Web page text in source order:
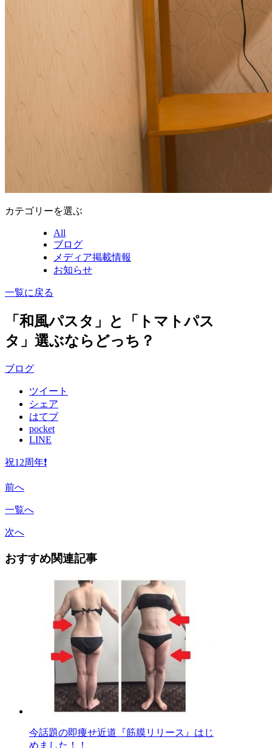
カテゴリーを選ぶ
All
ブログ
メディア掲載情報
お知らせ
一覧に戻る
「和風パスタ」と「トマトパス
タ」選ぶならどっち？
ブログ
ツイート
シェア
はてブ
pocket
LINE
祝12周年❗
前へ
一覧へ
次へ
おすすめ関連記事
今話題の即痩せ近道『筋膜リリース』はじ
めました！！